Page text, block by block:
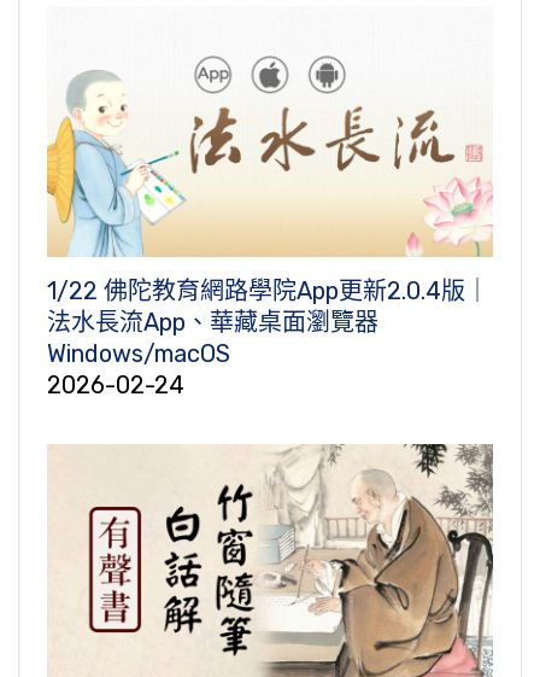
1/22 佛陀教育網路學院App更新2.0.4版｜
法水長流App、華藏桌面瀏覽器
Windows/macOS
2026-02-24